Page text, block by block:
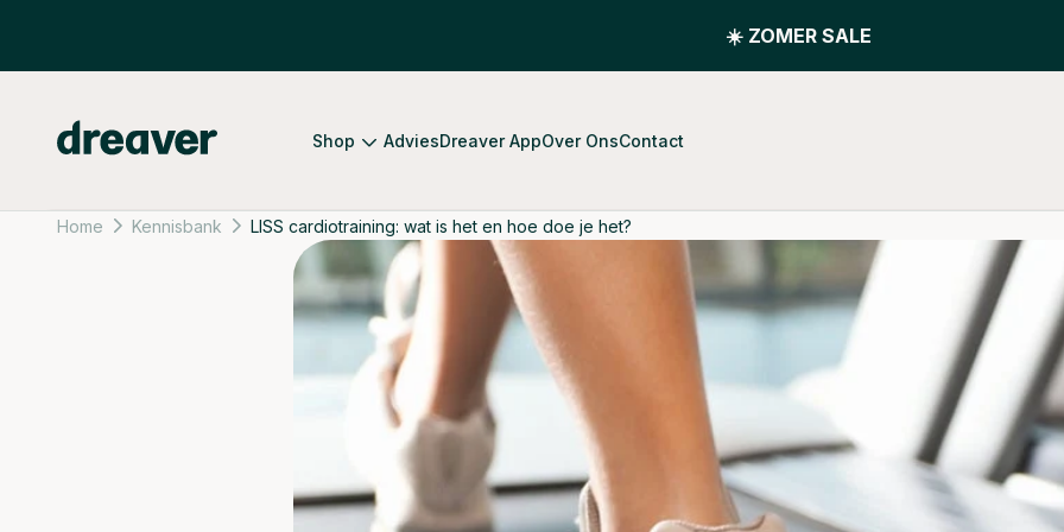
☀️ ZOMER SALE
Shop AdviesDreaver AppOver OnsContact
Dreaver
Home Kennisbank LISS cardiotraining: wat is het en hoe doe je het?